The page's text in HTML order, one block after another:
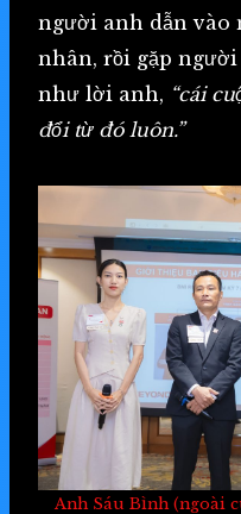
người anh dẫn vào
nhân, rồi gặp
như lời anh, “cái
đổi từ đó luôn.”
Anh Sáu Bình (ngoài